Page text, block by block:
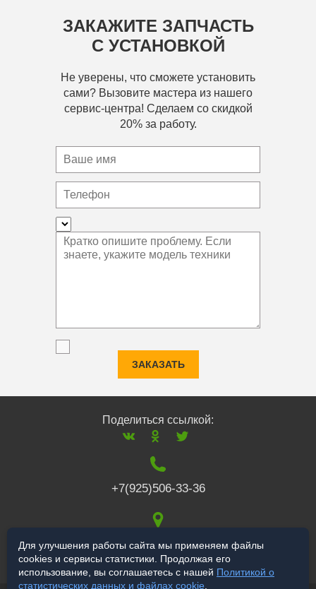
ЗАКАЖИТЕ ЗАПЧАСТЬ
С УСТАНОВКОЙ
Не уверены, что сможете установить
сами? Вызовите мастера из нашего
сервис-центра! Сделаем со скидкой
20% за работу.
ЗАКАЗАТЬ
Поделиться ссылкой:
+7(925)506-33-36
117519,г. Москва,
Варшавское ш., 132
Для улучшения работы сайта мы применяем файлы
cookies и сервисы статистики. Продолжая его
использование, вы соглашаетесь с нашей Политикой о
статистических данных и файлах cookie